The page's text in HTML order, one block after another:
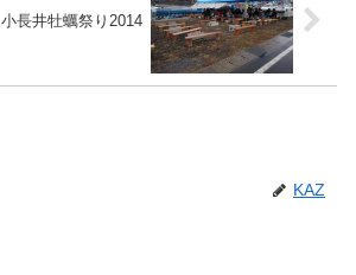
小長井牡蠣祭り2014
KAZ